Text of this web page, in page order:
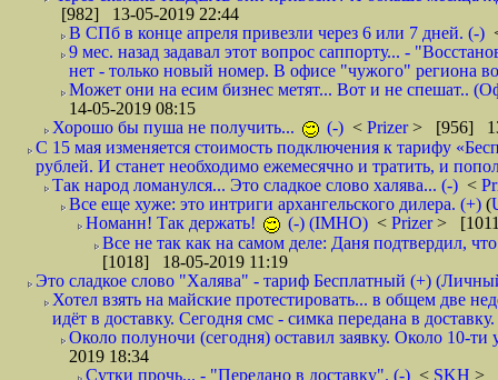
[982] 13-05-2019 22:44
В СПб в конце апреля привезли через 6 или 7 дней. (-)
9 мес. назад задавал этот вопрос саппорту... -
нет - только новый номер. В офисе "чужого" региона
Может они на есим бизнес метят... Вот и не спешат..
14-05-2019 08:15
Хорошо бы пуша не получить...
(-) < Prizer> [956]
С 15 мая изменяется стоимость подключения к тарифу
рублей. И станет необходимо ежемесячно и тратить, и
Так народ ломанулся... Это сладкое слово халява... (-) <
Все еще хуже: это интриги архангельского дилера. (+) (
Номанн! Так держать!
(-) (IMHO) < Prizer>
Все не так как на самом деле: Даня подтвердил,
[1018] 18-05-2019 11:19
Это сладкое слово "Халява" - тариф Бесплатный (+)
Хотел взять на майские протестировать... в общем две
идёт в доставку. Сегодня смс - симка передана в
Около полуночи (сегодня) оставил заявку. Около 10-ти
2019 18:34
Сутки прочь... - "Передано в доставку". (-) < SKH >